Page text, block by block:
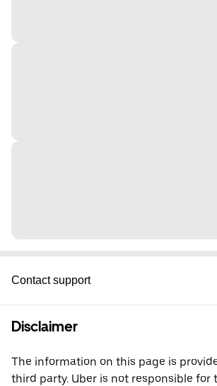
Contact support
Disclaimer
The information on this page is
third party. Uber is not responsible for